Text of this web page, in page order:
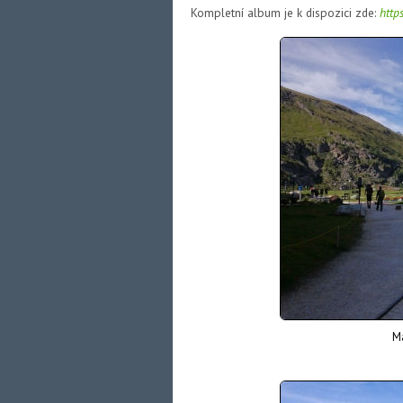
Kompletní album je k dispozici zde: